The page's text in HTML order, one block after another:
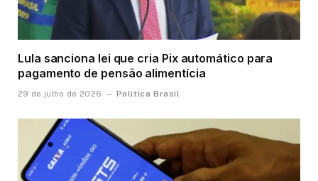
Lula sanciona lei que cria Pix automático para
pagamento de pensão alimentícia
29 de julho de 2026 Política Brasil